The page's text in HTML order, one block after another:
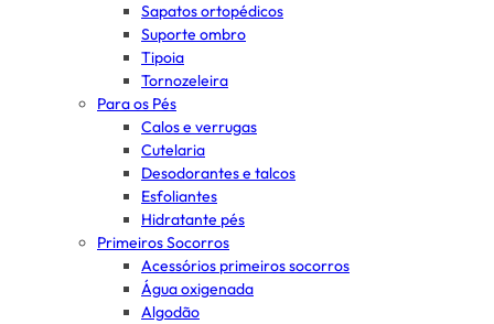
Sapatos ortopédicos
Suporte ombro
Tipoia
Tornozeleira
Para os Pés
Calos e verrugas
Cutelaria
Desodorantes e talcos
Esfoliantes
Hidratante pés
Primeiros Socorros
Acessórios primeiros socorros
Água oxigenada
Algodão